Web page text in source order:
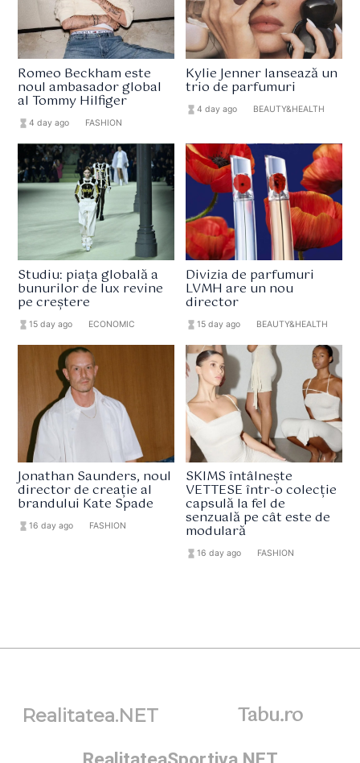
Romeo Beckham este
noul ambasador global
al Tommy Hilfiger
hourglass_full4 day ago FASHION
Kylie Jenner lansează un
trio de parfumuri
hourglass_full 4 day ago BEAUTY&HEALTH
Studiu: piața globală a
bunurilor de lux revine
pe creștere
hourglass_full15 day ago ECONOMIC
Divizia de parfumuri
LVMH are un nou
director
hourglass_full 15 day ago BEAUTY&HEALTH
Jonathan Saunders, noul
director de creație al
brandului Kate Spade
hourglass_full16 day ago FASHION
SKIMS întâlnește
VETTESE într-o colecție
capsulă la fel de
senzuală pe cât este de
modulară
hourglass_full 16 day ago FASHION
Realitatea.NET Tabu.ro